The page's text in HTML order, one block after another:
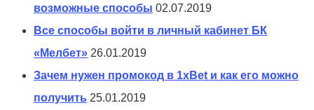
возможные способы 02.07.2019
Все способы войти в личный кабинет БК
«Мелбет» 26.01.2019
Зачем нужен промокод в 1xBet и как его можно
получить 25.01.2019